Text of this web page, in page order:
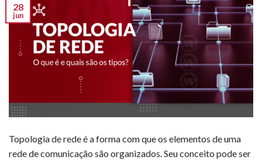
28
jun
Topologia de rede é a forma com que os elementos de uma
rede de comunicação são organizados. Seu conceito pode ser